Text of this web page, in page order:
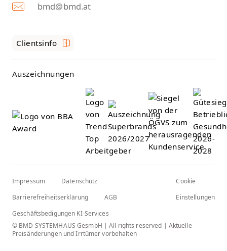
bmd@bmd.at
Clientsinfo
Auszeichnungen
Impressum
Datenschutz
Barrierefreiheitserklärung
AGB
Geschäftsbedigungen KI-Services
Cookie
Einstellungen
© BMD SYSTEMHAUS GesmbH | All rights reserved | Aktuelle
Preisänderungen und Irrtümer vorbehalten